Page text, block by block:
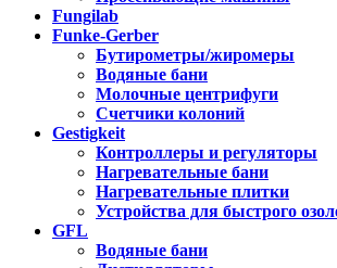
Fungilab
Funke-Gerber
Бутирометры/жиромеры
Водяные бани
Молочные центрифуги
Счетчики колоний
Gestigkeit
Контроллеры и регуляторы
Нагревательные бани
Нагревательные плитки
Устройства для быстрого
GFL
Водяные бани